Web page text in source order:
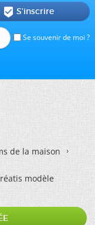
Se souvenir de moi ?
 S'inscrire
de la maison
modèle